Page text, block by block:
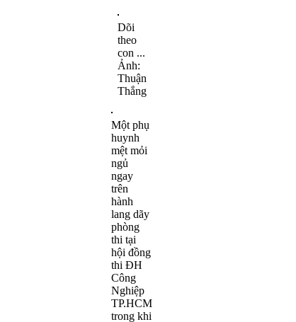
Dõi
theo
con ...
Ảnh:
Thuận
Thắng
Một phụ
huynh
mệt mỏi
ngủ
ngay
trên
hành
lang dãy
phòng
thi tại
hội đồng
thi ĐH
Công
Nghiệp
TP.HCM
trong khi